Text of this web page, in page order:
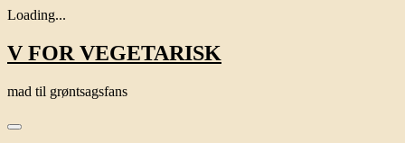
Loading...
Skip
to
V FOR VEGETARISK
mad til grøntsagsfans